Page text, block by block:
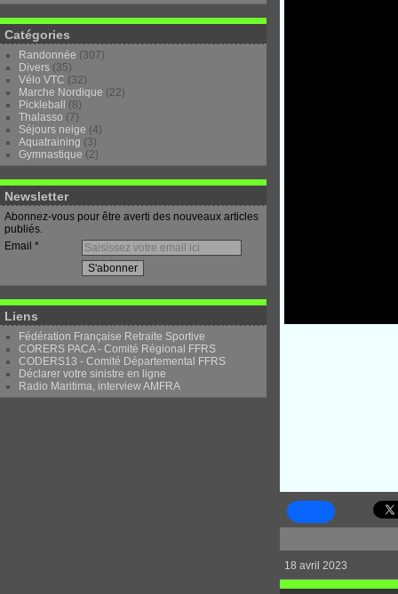
Catégories
Randonnée (307)
Divers (35)
Vélo VTC (32)
Marche Nordique (22)
Pickleball
(8)
Thalasso (7)
Séjours neige (4)
Aquatraining (3)
Gymnastique (2)
Newsletter
Abonnez-vous pour être averti des nouveaux articles
publiés.
Email
Liens
Fédération Française Retraite Sportive
CORERS PACA - Comité Régional FFRS
CODERS13 - Comité Départemental FFRS
Déclarer votre sinistre en ligne
Radio Maritima, interview AMFRA
18 avril 2023